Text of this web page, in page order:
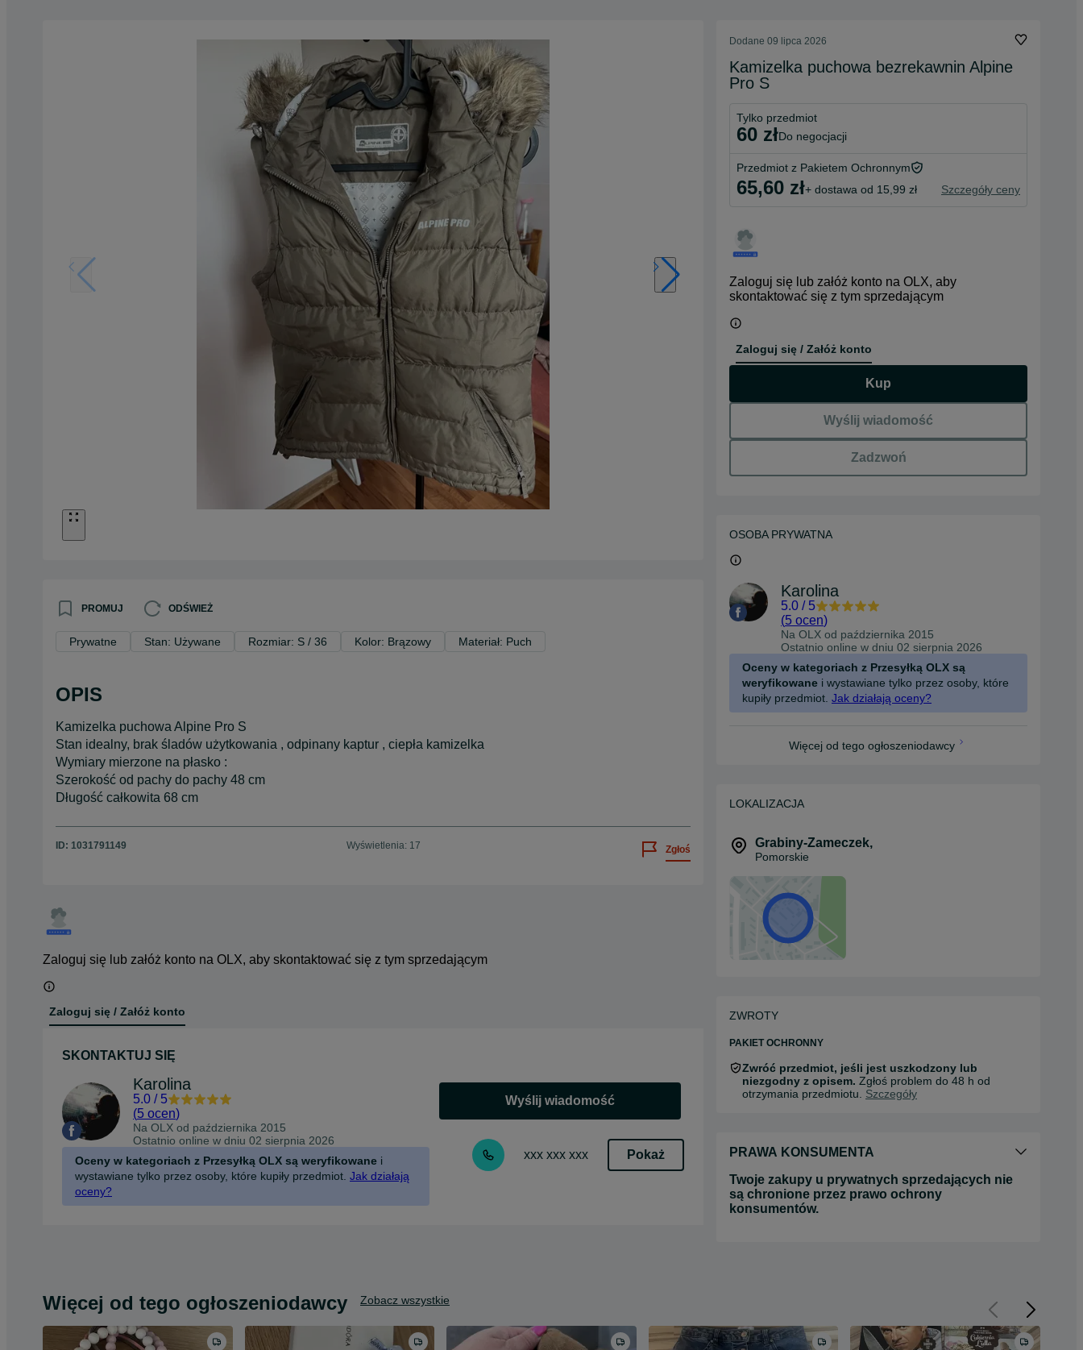
PROMUJ ODŚWIEŻ
Prywatne Stan: Używane Rozmiar: S / 36 Kolor: Brązowy Materiał: Puch
OPIS
Kamizelka puchowa Alpine Pro S
Stan idealny, brak śladów użytkowania , odpinany kaptur , ciepła kamizelka
Wymiary mierzone na płasko :
Szerokość od pachy do pachy 48 cm
Długość całkowita 68 cm
ID: 1031791149 Wyświetlenia: 17 Zgłoś
Zaloguj się lub załóż konto na OLX, aby skontaktować się z tym sprzedającym
Zaloguj się / Załóż konto
SKONTAKTUJ SIĘ
Karolina
5.0 / 5
(5 ocen)
Na OLX od października 2015
Ostatnio online w dniu 02 sierpnia 2026
Oceny w kategoriach z Przesyłką OLX są weryfikowane i
wystawiane tylko przez osoby, które kupiły przedmiot. Jak działają
oceny?
Wyślij wiadomość
xxx xxx xxx Pokaż
Dodane 09 lipca 2026
Kamizelka puchowa bezrekawnin Alpine
Pro S
Tylko przedmiot
60 zł do negocjacji
Przedmiot z Pakietem Ochronnym
65,60 zł+ dostawa od 15,99 zł Szczegóły ceny
Zaloguj się lub załóż konto na OLX, aby
skontaktować się z tym sprzedającym
Zaloguj się / Załóż konto
Kup
Wyślij wiadomość
Zadzwoń
OSOBA PRYWATNA
Karolina
5.0 / 5
(5 ocen)
Na OLX od października 2015
Ostatnio online w dniu 02 sierpnia 2026
Oceny w kategoriach z Przesyłką OLX są
weryfikowane i wystawiane tylko przez osoby, które
kupiły przedmiot. Jak działają oceny?
Więcej od tego ogłoszeniodawcy
LOKALIZACJA
Grabiny-Zameczek,
Pomorskie
ZWROTY
PAKIET OCHRONNY
Zwróć przedmiot, jeśli jest uszkodzony lub
niezgodny z opisem. Zgłoś problem do 48 h od
otrzymania przedmiotu. Szczegóły
PRAWA KONSUMENTA
Twoje zakupy u prywatnych sprzedających nie
są chronione przez prawo ochrony
konsumentów.
Więcej od tego ogłoszeniodawcy Zobacz wszystkie